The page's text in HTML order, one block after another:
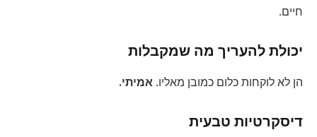
חיים.
יכולת להעריך מה שמקבלות
הן לא לוקחות כלום כמובן מאליו. אמיתי.
דיסקרטיות טבעית